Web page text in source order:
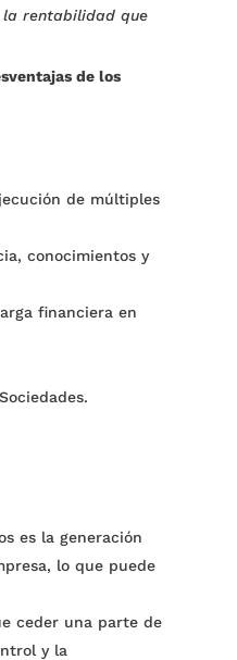
rentabilidad que
de los
de múltiples
conocimientos y
financiera en
es la generación
lo que puede
ceder una parte de
y la